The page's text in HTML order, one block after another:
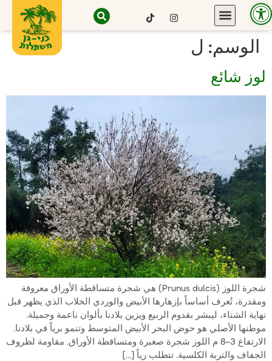
الوسم: ل
لوز شائع
شجرة اللوز (Prunus dulcis) هي شجرة متساقطة الأوراق معروفة
ومقدرة، تُعرف أساساً بإزهارها الأبيض والوردي الخلاب الذي يظهر قبل
نهاية الشتاء، ليبشر بقدوم الربيع ويزين بلادنا بألوان ناعمة وجميلة.
موطنها الأصلي هو حوض البحر الأبيض المتوسط وتنمو برياً في بلادنا.
الارتفاع 3–8 م اللوز شجرة صغيرة ومتساقطة الأوراق. مقاومة لظروف
الجفاف والتربة الكلسية. تتطلب رياً […]